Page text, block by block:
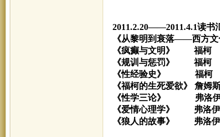
2011.2.20——2011.4.1读书
《从黎明到衰落——西方文
《疯癫与文明》 福
《规训与惩罚》 福
《性经验史》 福
《福柯的生死爱欲》 詹姆
《性学三论》 弗洛
《爱情心理学》 弗洛
《狼人的故事》 弗洛